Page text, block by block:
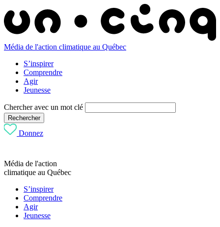
Média de l'action climatique au Québec
S’inspirer
Comprendre
Agir
Jeunesse
Chercher avec un mot clé
Rechercher
Donnez
Média de l'action
climatique au Québec
S’inspirer
Comprendre
Agir
Jeunesse